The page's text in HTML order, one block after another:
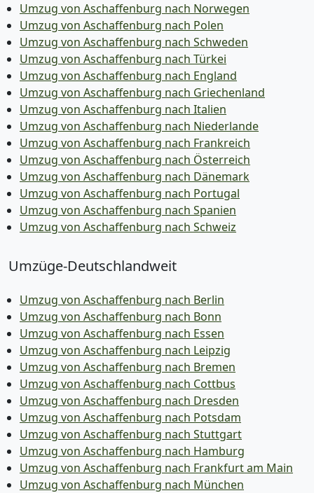
Umzug von Aschaffenburg nach Norwegen
Umzug von Aschaffenburg nach Polen
Umzug von Aschaffenburg nach Schweden
Umzug von Aschaffenburg nach Türkei
Umzug von Aschaffenburg nach England
Umzug von Aschaffenburg nach Griechenland
Umzug von Aschaffenburg nach Italien
Umzug von Aschaffenburg nach Niederlande
Umzug von Aschaffenburg nach Frankreich
Umzug von Aschaffenburg nach Österreich
Umzug von Aschaffenburg nach Dänemark
Umzug von Aschaffenburg nach Portugal
Umzug von Aschaffenburg nach Spanien
Umzug von Aschaffenburg nach Schweiz
Umzüge-Deutschlandweit
Umzug von Aschaffenburg nach Berlin
Umzug von Aschaffenburg nach Bonn
Umzug von Aschaffenburg nach Essen
Umzug von Aschaffenburg nach Leipzig
Umzug von Aschaffenburg nach Bremen
Umzug von Aschaffenburg nach Cottbus
Umzug von Aschaffenburg nach Dresden
Umzug von Aschaffenburg nach Potsdam
Umzug von Aschaffenburg nach Stuttgart
Umzug von Aschaffenburg nach Hamburg
Umzug von Aschaffenburg nach Frankfurt am Main
Umzug von Aschaffenburg nach München